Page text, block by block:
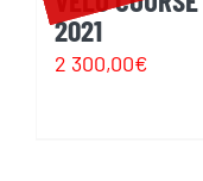
2021
2 300,00€